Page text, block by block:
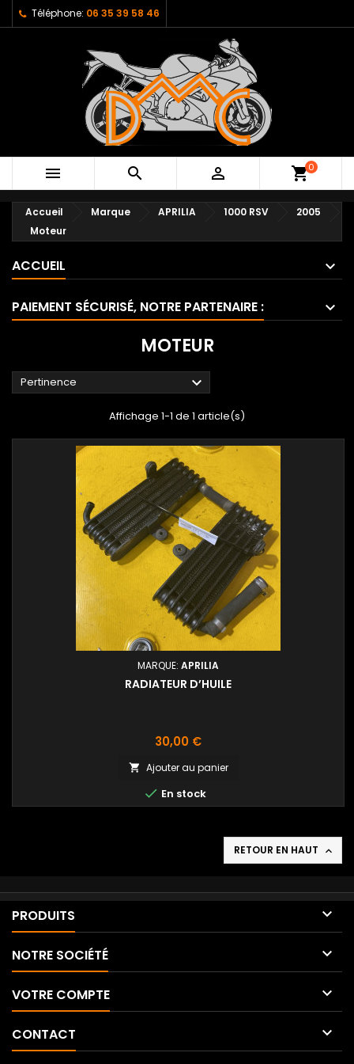
Téléphone: 06 35 39 58 46
   shopping_cart0
Accueil Marque APRILIA 1000 RSV
2005
Moteur
ACCUEIL
PAIEMENT SÉCURISÉ, NOTRE PARTENAIRE :
MOTEUR
Pertinence 
Affichage 1-1 de 1 article(s)
MARQUE: APRILIA
RADIATEUR D’HUILE
Prix
30,00 €
 Ajouter au panier
 En stock
RETOUR EN HAUT 
PRODUITS 
NOTRE SOCIÉTÉ 
VOTRE COMPTE 
CONTACT 